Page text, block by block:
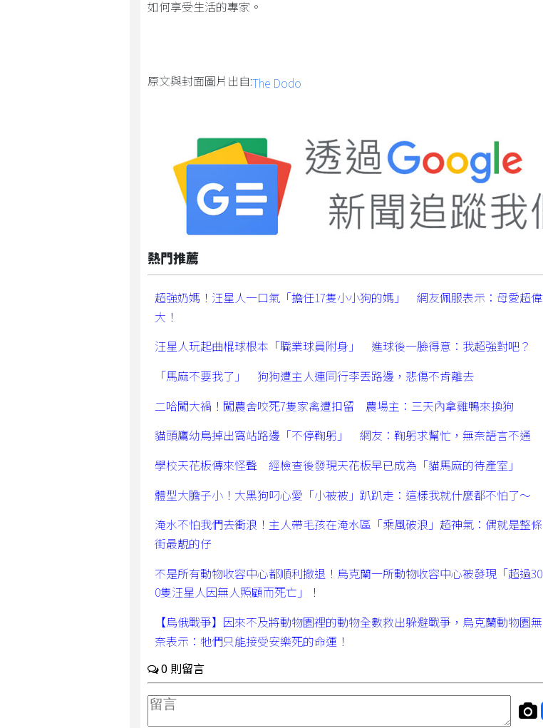
如何享受生活的專家。
原文與封面圖片出自:The Dodo
熱門推薦
超強奶媽！汪星人一口氣「擔任17隻小小狗的媽」 網友佩服表示：母愛超偉
大！
汪星人玩起曲棍球根本「職業球員附身」 進球後一臉得意：我超強對吧？
「馬麻不要我了」 狗狗遭主人連同行李丟路邊，悲傷不肯離去
二哈闖大禍！闖農舍咬死7隻家禽遭扣留 農場主：三天內拿雞鴨來換狗
貓頭鷹幼鳥掉出窩站路邊「不停鞠躬」 網友：鞠躬求幫忙，無奈語言不通
學校天花板傳來怪聲 經檢查後發現天花板早已成為「貓馬麻的待產室」
體型大膽子小！大黑狗叼心愛「小被被」趴趴走：這樣我就什麼都不怕了～
淹水不怕我們去衝浪！主人帶毛孩在淹水區「乘風破浪」超神氣：偶就是整條
街最靚的仔
不是所有動物收容中心都順利撤退！烏克蘭一所動物收容中心被發現「超過30
0隻汪星人因無人照顧而死亡」！
【烏俄戰爭】因來不及將動物園裡的動物全數救出躲避戰爭，烏克蘭動物園無
奈表示：牠們只能接受安樂死的命運！